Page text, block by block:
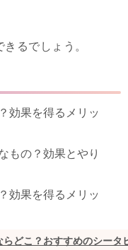
るでしょう。
効果を得るメリッ
もの？効果とやり
効果を得るメリッ
どこ？おすすめのシータ